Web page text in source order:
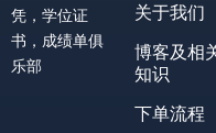
凭，学位证
书，成绩单俱
乐部
关于我们
博客及相
知识
下单流程